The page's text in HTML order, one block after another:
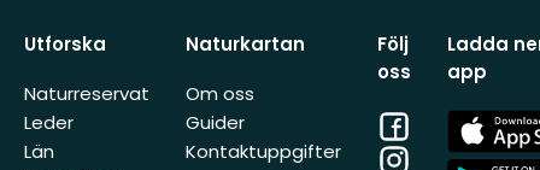
Utforska
Naturreservat
Leder
Län
Naturkartan
Om oss
Guider
Kontaktuppgifter
Följ
oss
Facebook
Instagram
Ladda
app
App
Store